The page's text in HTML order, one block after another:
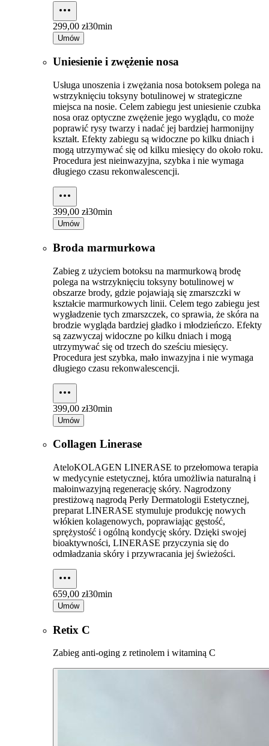
299,00 zł30min
Umów
Uniesienie i zwężenie nosa
Usługa unoszenia i zwężania nosa botoksem polega na
wstrzyknięciu toksyny botulinowej w strategiczne
miejsca na nosie. Celem zabiegu jest uniesienie czubka
nosa oraz optyczne zwężenie jego wyglądu, co może
poprawić rysy twarzy i nadać jej bardziej harmonijny
kształt. Efekty zabiegu są widoczne po kilku dniach i
mogą utrzymywać się od kilku miesięcy do około roku.
Procedura jest nieinwazyjna, szybka i nie wymaga
długiego czasu rekonwalescencji.
399,00 zł30min
Umów
Broda marmurkowa
Zabieg z użyciem botoksu na marmurkową brodę
polega na wstrzyknięciu toksyny botulinowej w
obszarze brody, gdzie pojawiają się zmarszczki w
kształcie marmurkowych linii. Celem tego zabiegu jest
wygładzenie tych zmarszczek, co sprawia, że skóra na
brodzie wygląda bardziej gładko i młodzieńczo. Efekty
są zazwyczaj widoczne po kilku dniach i mogą
utrzymywać się od trzech do sześciu miesięcy.
Procedura jest szybka, mało inwazyjna i nie wymaga
długiego czasu rekonwalescencji.
399,00 zł30min
Umów
Collagen Linerase
AteloKOLAGEN LINERASE to przełomowa terapia
w medycynie estetycznej, która umożliwia naturalną i
małoinwazyjną regenerację skóry. Nagrodzony
prestiżową nagrodą Perły Dermatologii Estetycznej,
preparat LINERASE stymuluje produkcję nowych
włókien kolagenowych, poprawiając gęstość,
sprężystość i ogólną kondycję skóry. Dzięki swojej
bioaktywności, LINERASE przyczynia się do
odmładzania skóry i przywracania jej świeżości.
659,00 zł30min
Umów
Retix C
Zabieg anti-oging z retinolem i witaminą C